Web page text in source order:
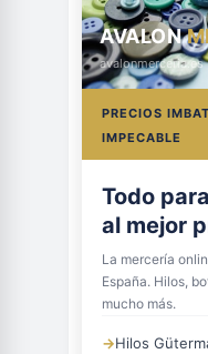
AVALON
avalonmerceria.es
PRECIOS
IMPECABLE
Todo
al mejor
La mercería
España. Hilos,
mucho más.
→Hilos